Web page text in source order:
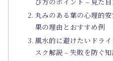
丸みのある葉の心理的
果の理由とおすすめ例
風水的に避けたいドラ
スク解説 – 失敗を防ぐ